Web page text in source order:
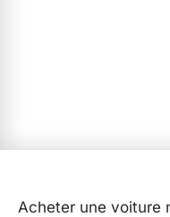
Acheter une voiture